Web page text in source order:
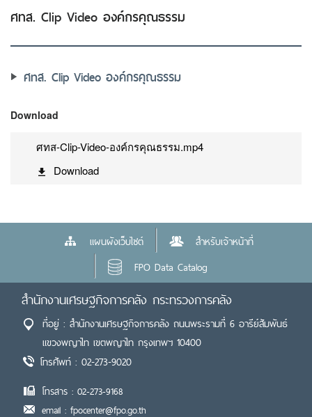
ศทส. Clip Video องค์กรคุณธรรม
ศทส. Clip Video องค์กรคุณธรรม
Download
ศทส-Clip-Video-องค์กรคุณธรรม.mp4
Download
แผนผังเว็บไซต์
สำหรับเจ้าหน้าที่
FPO Data Catalog
สำนักงานเศรษฐกิจการคลัง กระทรวงการคลัง
ที่อยู่ : สำนักงานเศรษฐกิจการคลัง ถนนพระรามที่ 6 อารีย์สัมพันธ์
แขวงพญาไท เขตพญาไท กรุงเทพฯ 10400
โทรศัพท์ : 02-273-9020
โทรสาร : 02-273-9168
email : fpocenter@fpo.go.th